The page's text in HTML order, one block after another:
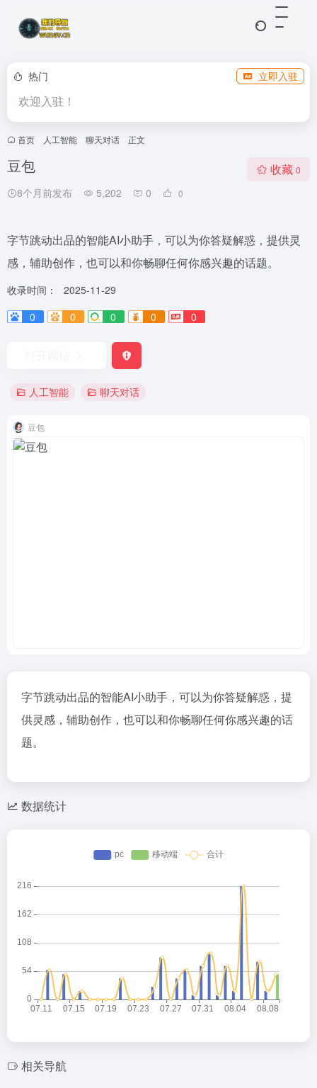
热门 立即入驻
欢迎入驻！
首页 人工智能 聊天对话 正文
豆包
8个月前发布 5,202 0 0
收藏 0
字节跳动出品的智能AI小助手，可以为你答疑解惑，提供灵
感，辅助创作，也可以和你畅聊任何你感兴趣的话题。
收录时间：
2025-11-29
0
0 0 0 0
人工智能 聊天对话
豆包
字节跳动出品的智能AI小助手，可以为你答疑解惑，提
供灵感，辅助创作，也可以和你畅聊任何你感兴趣的话
题。
数据统计
相关导航